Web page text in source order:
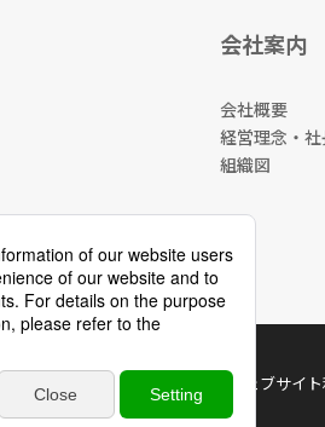
会社案内
会社概要
経営理念・
組織図
ウェブサイ